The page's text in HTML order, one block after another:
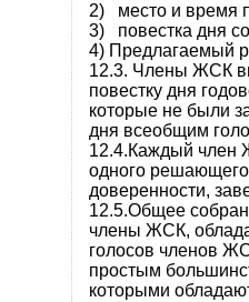
2) место и время
3) повестка дня
4) Предлагаемый
12.3. Члены ЖСК
повестку дня
которые не были
дня всеобщим
12.4.Каждый член
одного решающего
доверенности,
12.5.Общее
члены ЖСК,
голосов членов
простым
которыми